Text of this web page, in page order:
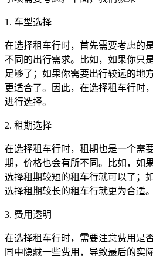
1. 车型选择
在选择租车行时，首先需要考虑的
不同的出行需求。比如，如果你只
足够了；如果你需要出行较远的地
更适合了。因此，在选择租车行时
进行选择。
2. 租期选择
在选择租车行时，租期也是一个需
期，价格也会有所不同。比如，如
选择租期较短的租车行就可以了；
选择租期较长的租车行就更为合适。
3. 费用透明
在选择租车行时，需要注意费用是
同中隐藏一些费用，导致最后的实